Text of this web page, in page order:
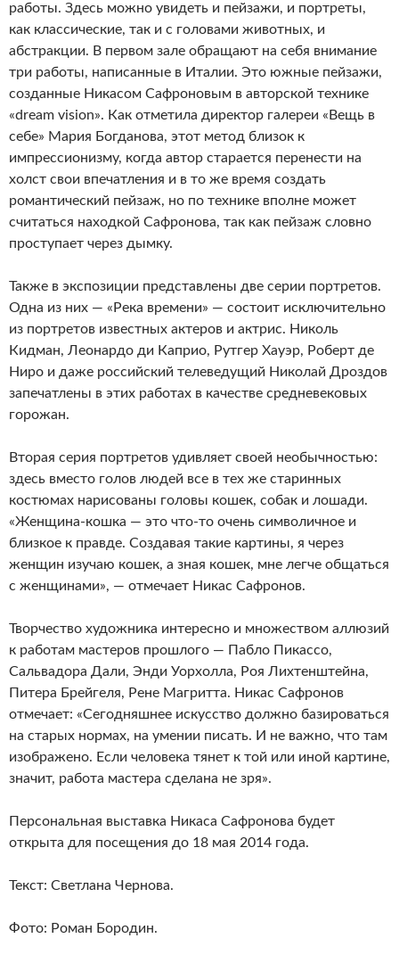
работы. Здесь можно увидеть и пейзажи, и портреты,
как классические, так и с головами животных, и
абстракции. В первом зале обращают на себя внимание
три работы, написанные в Италии. Это южные пейзажи,
созданные Никасом Сафроновым в авторской технике
«dream vision». Как отметила директор галереи «Вещь в
себе» Мария Богданова, этот метод близок к
импрессионизму, когда автор старается перенести на
холст свои впечатления и в то же время создать
романтический пейзаж, но по технике вполне может
считаться находкой Сафронова, так как пейзаж словно
проступает через дымку.
Также в экспозиции представлены две серии портретов.
Одна из них — «Река времени» — состоит исключительно
из портретов известных актеров и актрис. Николь
Кидман, Леонардо ди Каприо, Рутгер Хауэр, Роберт де
Ниро и даже российский телеведущий Николай Дроздов
запечатлены в этих работах в качестве средневековых
горожан.
Вторая серия портретов удивляет своей необычностью:
здесь вместо голов людей все в тех же старинных
костюмах нарисованы головы кошек, собак и лошади.
«Женщина-кошка — это что-то очень символичное и
близкое к правде. Создавая такие картины, я через
женщин изучаю кошек, а зная кошек, мне легче общаться
с женщинами», — отмечает Никас Сафронов.
Творчество художника интересно и множеством аллюзий
к работам мастеров прошлого — Пабло Пикассо,
Сальвадора Дали, Энди Уорхолла, Роя Лихтенштейна,
Питера Брейгеля, Рене Магритта. Никас Сафронов
отмечает: «Сегодняшнее искусство должно базироваться
на старых нормах, на умении писать. И не важно, что там
изображено. Если человека тянет к той или иной картине,
значит, работа мастера сделана не зря».
Персональная выставка Никаса Сафронова будет
открыта для посещения до 18 мая 2014 года.
Текст: Светлана Чернова.
Фото: Роман Бородин.